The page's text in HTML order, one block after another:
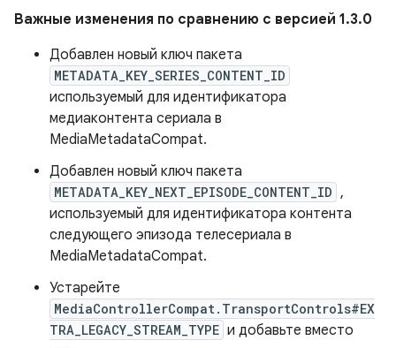
Важные изменения по сравнению с версией 1.3.0
Добавлен новый ключ пакета
METADATA_KEY_SERIES_CONTENT_ID
используемый для идентификатора
медиаконтента сериала в
MediaMetadataCompat.
Добавлен новый ключ пакета
METADATA_KEY_NEXT_EPISODE_CONTENT_ID ,
используемый для идентификатора контента
следующего эпизода телесериала в
MediaMetadataCompat.
Устарейте
MediaControllerCompat.TransportControls#EX
TRA_LEGACY_STREAM_TYPE и добавьте вместо